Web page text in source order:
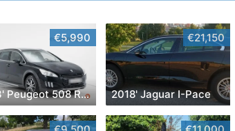
€5,990
2013' Peugeot 508 RXH
€21,150
2018' Jaguar I-Pace